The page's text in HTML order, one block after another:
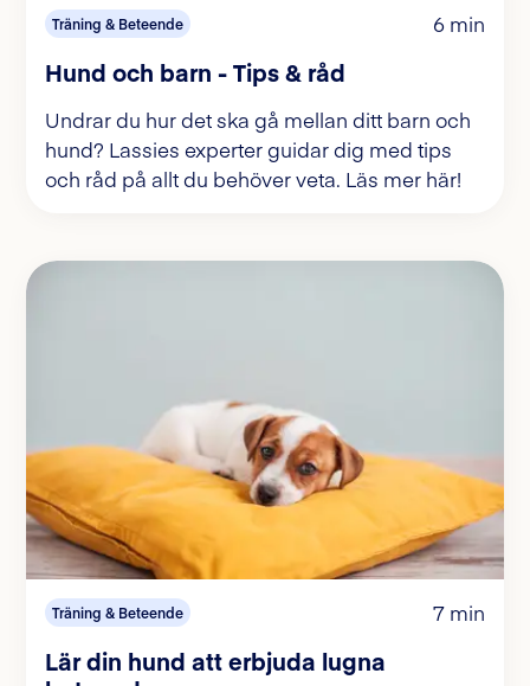
Träning & Beteende 6 min
Hund och barn - Tips & råd
Undrar du hur det ska gå mellan ditt barn och
hund? Lassies experter guidar dig med tips
och råd på allt du behöver veta. Läs mer här!
Träning & Beteende 7 min
Lär din hund att erbjuda lugna